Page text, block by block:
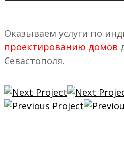
Оказываем услуги по
проектированию домов
Севастополя.